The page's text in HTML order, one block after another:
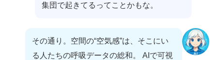
集団で起きてるってことかもな。
その通り。空間の“空気感”は、そこにい
る人たちの呼吸データの総和。 AIで可視